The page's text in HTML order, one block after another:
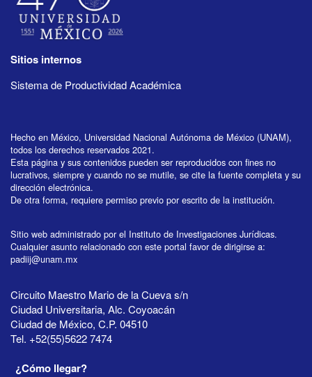
Sitios internos
Sistema de Productividad Académica
Hecho en México, Universidad Nacional Autónoma de México (UNAM),
todos los derechos reservados 2021.
Esta página y sus contenidos pueden ser reproducidos con fines no
lucrativos, siempre y cuando no se mutile, se cite la fuente completa y su
dirección electrónica.
De otra forma, requiere permiso previo por escrito de la institución.
Sitio web administrado por el Instituto de Investigaciones Jurídicas.
Cualquier asunto relacionado con este portal favor de dirigirse a:
padiij@unam.mx
Circuito Maestro Mario de la Cueva s/n
Ciudad Universitaria, Alc. Coyoacán
Ciudad de México, C.P. 04510
Tel. +52(55)5622 7474
¿Cómo llegar?